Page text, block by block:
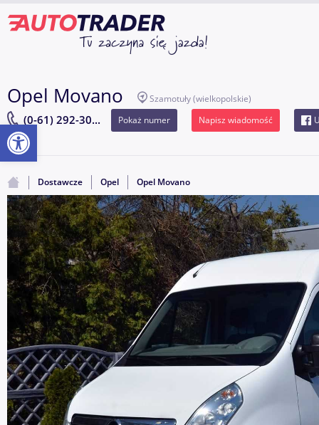
Opel Movano Szamotuły(wielkopolskie)
(0-61) 292-30... Pokaż numer Napisz wiadomość
Dostawcze Opel Opel Movano
Otwórz pasek narzędzi